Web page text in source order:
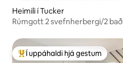
Heimili í Tucker
Rúmgott 2 svefnherbergi/2
Í mestu uppáhaldi hjá gestum
Í uppáhaldi hjá gestum